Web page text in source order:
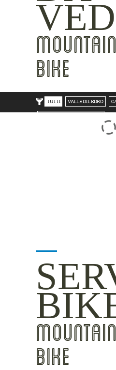
BIKE
TUTTI VALLE DI LEDRO
ROVERETO M.BALDO V/GRESTA
BIKE